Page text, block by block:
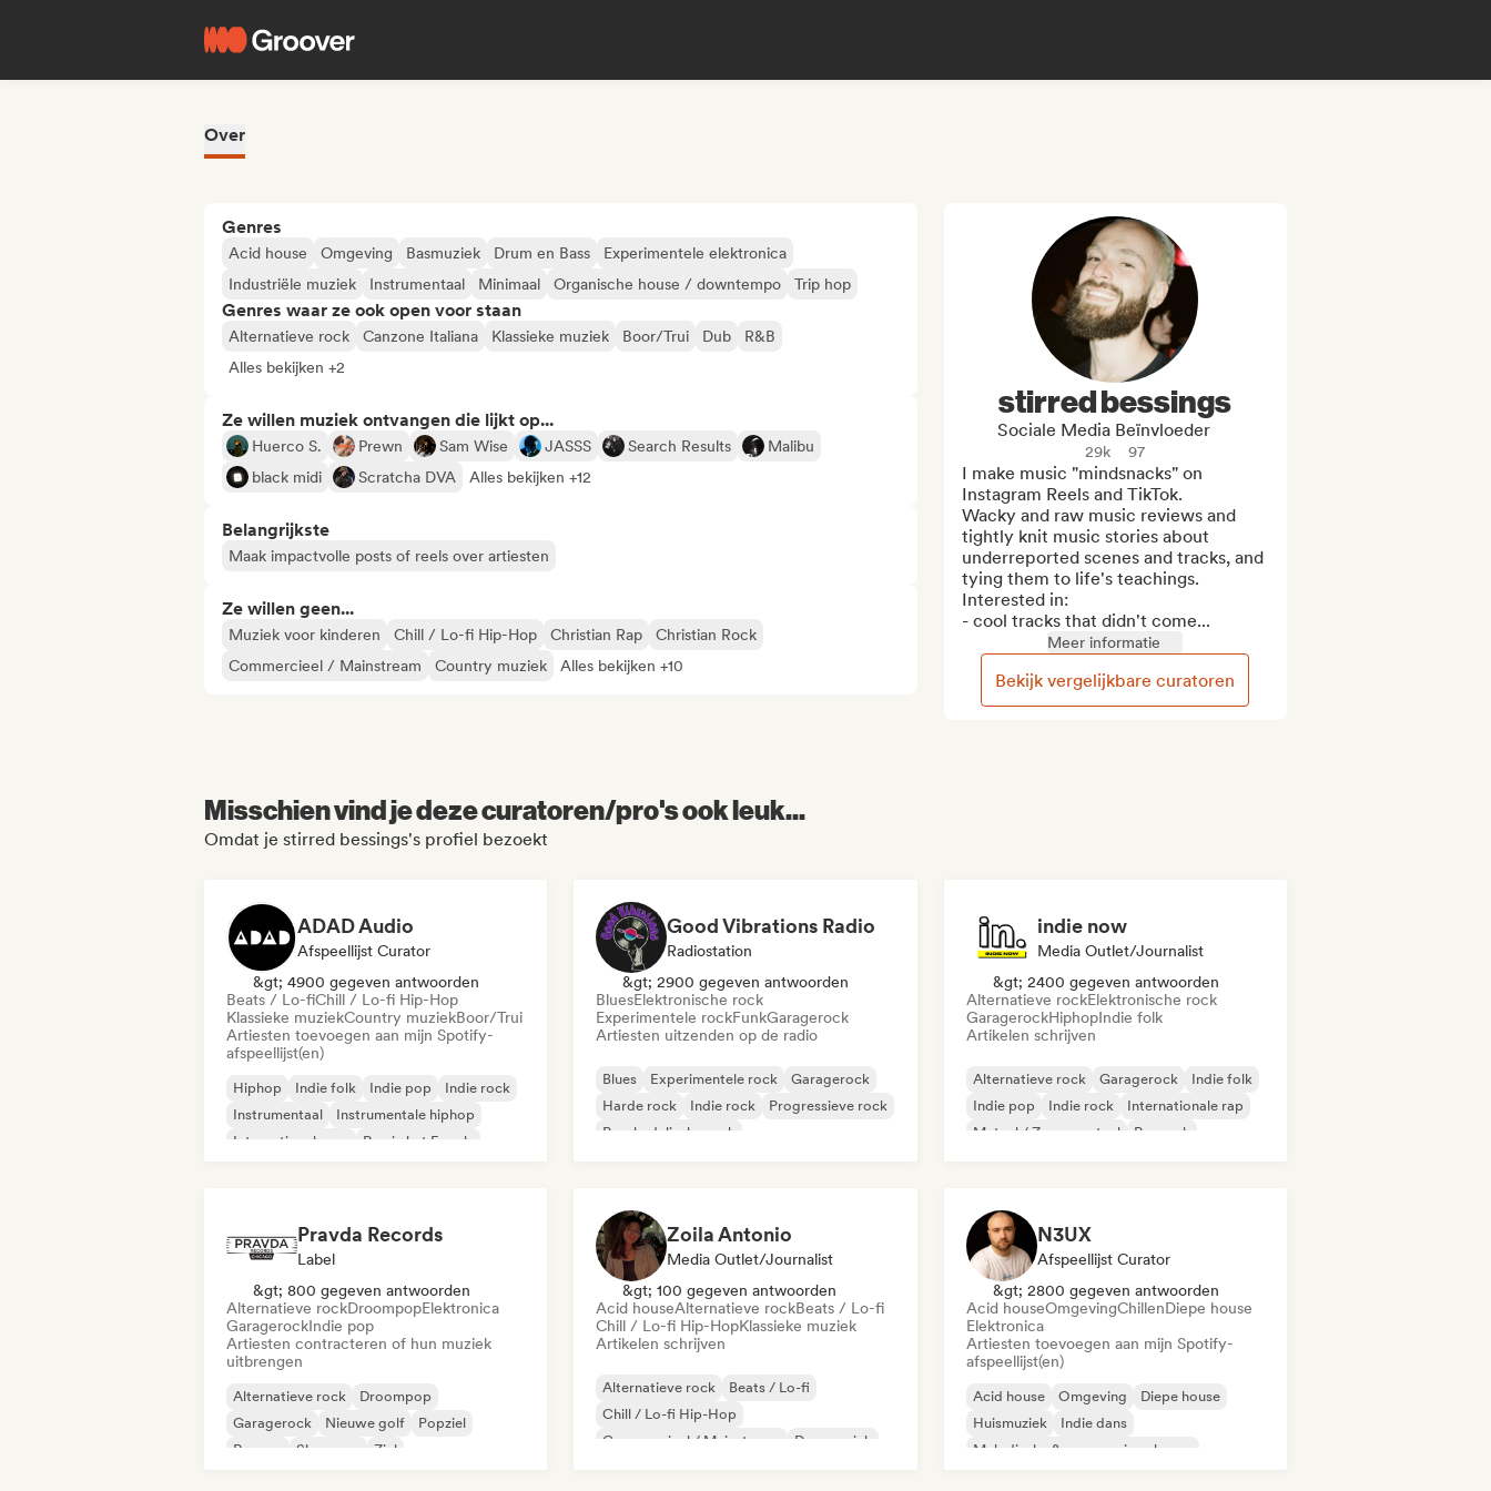
Over
Genres
Acid house Omgeving Basmuziek Drum en Bass
Experimentele elektronica
Industriële muziek
Instrumentaal Minimaal Organische house / downtempo Trip hop
Genres waar ze ook open voor staan
Alternatieve rock Canzone Italiana Klassieke muziek Boor/Trui Dub
R&B
Alles bekijken +2
Ze willen muziek ontvangen die lijkt op...
Huerco S. Prewn Sam Wise JASSS Search Results
Malibu
black midi
Scratcha DVA Alles bekijken +12
Belangrijkste
Maak impactvolle posts of reels over artiesten
Ze willen geen...
Muziek voor kinderen Chill / Lo-fi Hip-Hop Christian Rap
Christian Rock
Commercieel / Mainstream
Country muziek Alles bekijken +10
stirred bessings
Sociale Media Beïnvloeder
29k 97
I make music "mindsnacks" on
Instagram Reels and TikTok.
Wacky and raw music reviews and
tightly knit music stories about
underreported scenes and tracks, and
tying them to life's teachings.
Interested in:
- cool tracks that didn't come...
Meer informatie
Bekijk vergelijkbare curatoren
Misschien vind je deze curatoren/pro's ook leuk...
Omdat je stirred bessings's profiel bezoekt
ADAD Audio
Afspeellijst Curator
&gt; 4900 gegeven antwoorden
Beats / Lo-fiChill / Lo-fi Hip-Hop
Klassieke muziekCountry muziekBoor/Trui
Artiesten toevoegen aan mijn Spotify-
afspeellijst(en)
Hiphop Indie folk Indie pop
Indie rock
Instrumentaal
Instrumentale hiphop
Internationale rap
Rap in het Engels
Good Vibrations Radio
Radiostation
&gt; 2900 gegeven antwoorden
BluesElektronische rock
Experimentele rockFunkGaragerock
Artiesten uitzenden op de radio
Blues Experimentele rock
Garagerock
Harde rock
Indie rock
Progressieve rock
Psychedelische rock
indie now
Media Outlet/Journalist
&gt; 2400 gegeven antwoorden
Alternatieve rockElektronische rock
GaragerockHiphopIndie folk
Artikelen schrijven
Alternatieve rock Garagerock
Indie folk
Indie pop
Indie rock
Internationale rap
Metaal / Zwaar metaal
Poprock
Pravda Records
Label
&gt; 800 gegeven antwoorden
Alternatieve rockDroompopElektronica
GaragerockIndie pop
Artiesten contracteren of hun muziek
uitbrengen
Alternatieve rock
Droompop
Garagerock
Nieuwe golf
Popziel
Reggae
Shoegaze Ziel
Zoila Antonio
Media Outlet/Journalist
&gt; 100 gegeven antwoorden
Acid houseAlternatieve rockBeats / Lo-fi
Chill / Lo-fi Hip-HopKlassieke muziek
Artikelen schrijven
Alternatieve rock
Beats / Lo-fi
Chill / Lo-fi Hip-Hop
Commercieel / Mainstream
Dansmuziek
N3UX
Afspeellijst Curator
&gt; 2800 gegeven antwoorden
Acid houseOmgevingChillenDiepe house
Elektronica
Artiesten toevoegen aan mijn Spotify-
afspeellijst(en)
Acid house Omgeving
Diepe house
Huismuziek
Indie dans
Melodische & progressieve house